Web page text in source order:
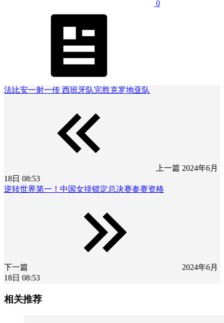
0
法比安一射一传 西班牙队完胜克罗地亚队
上一篇 2024年6月
18日 08:53
逆转世界第一！中国女排锁定总决赛参赛资格
下一篇
2024年6月
18日 08:53
相关推荐